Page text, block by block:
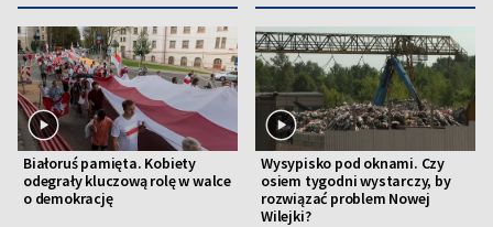
Białoruś pamięta. Kobiety
odegrały kluczową rolę w walce
o demokrację
Wysypisko pod oknami. Czy
osiem tygodni wystarczy, by
rozwiązać problem Nowej
Wilejki?